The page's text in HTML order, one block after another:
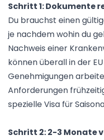
Schritt 1: Dokumente
Du brauchst einen
je nachdem wohin du
Nachweis einer
können überall in der
Genehmigungen
Anforderungen
spezielle Visa für
Schritt 2: 2-3 Monate